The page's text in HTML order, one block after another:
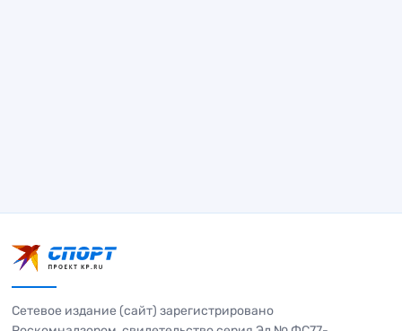
Сетевое издание (сайт) зарегистрировано